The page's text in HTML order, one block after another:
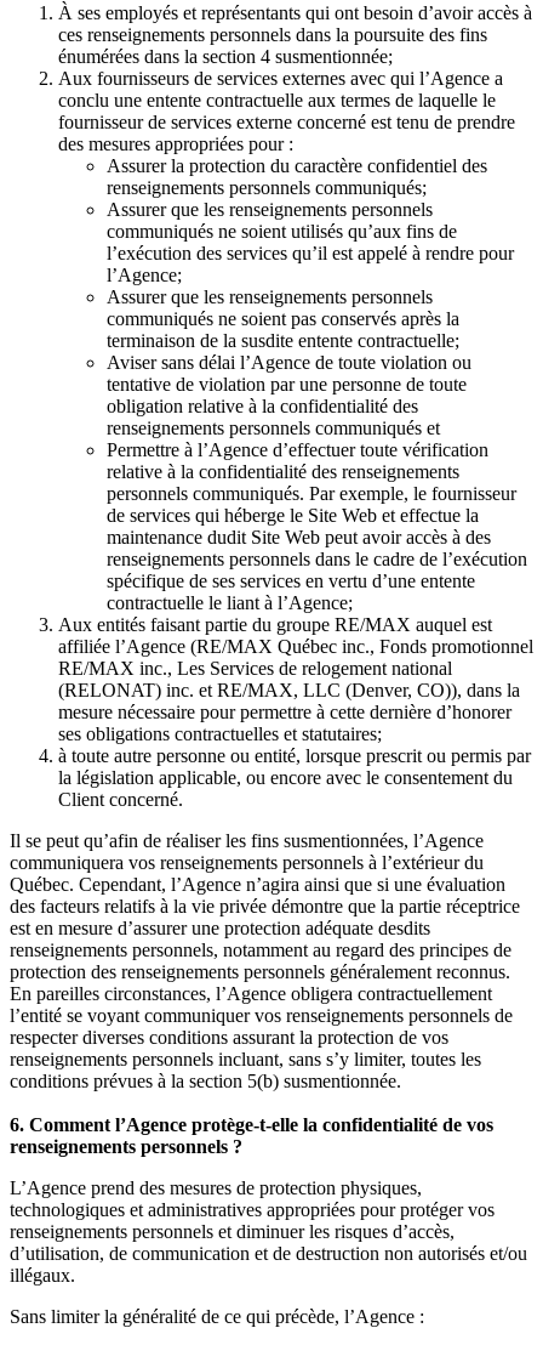
À ses employés et représentants qui ont besoin d’avoir accès à
ces renseignements personnels dans la poursuite des fins
énumérées dans la section 4 susmentionnée;
Aux fournisseurs de services externes avec qui l’Agence a
conclu une entente contractuelle aux termes de laquelle le
fournisseur de services externe concerné est tenu de prendre
des mesures appropriées pour :
Assurer la protection du caractère confidentiel des
renseignements personnels communiqués;
Assurer que les renseignements personnels
communiqués ne soient utilisés qu’aux fins de
l’exécution des services qu’il est appelé à rendre pour
l’Agence;
Assurer que les renseignements personnels
communiqués ne soient pas conservés après la
terminaison de la susdite entente contractuelle;
Aviser sans délai l’Agence de toute violation ou
tentative de violation par une personne de toute
obligation relative à la confidentialité des
renseignements personnels communiqués et
Permettre à l’Agence d’effectuer toute vérification
relative à la confidentialité des renseignements
personnels communiqués. Par exemple, le fournisseur
de services qui héberge le Site Web et effectue la
maintenance dudit Site Web peut avoir accès à des
renseignements personnels dans le cadre de l’exécution
spécifique de ses services en vertu d’une entente
contractuelle le liant à l’Agence;
Aux entités faisant partie du groupe RE/MAX auquel est
affiliée l’Agence (RE/MAX Québec inc., Fonds promotionnel
RE/MAX inc., Les Services de relogement national
(RELONAT) inc. et RE/MAX, LLC (Denver, CO)), dans la
mesure nécessaire pour permettre à cette dernière d’honorer
ses obligations contractuelles et statutaires;
à toute autre personne ou entité, lorsque prescrit ou permis par
la législation applicable, ou encore avec le consentement du
Client concerné.
Il se peut qu’afin de réaliser les fins susmentionnées, l’Agence
communiquera vos renseignements personnels à l’extérieur du
Québec. Cependant, l’Agence n’agira ainsi que si une évaluation
des facteurs relatifs à la vie privée démontre que la partie réceptrice
est en mesure d’assurer une protection adéquate desdits
renseignements personnels, notamment au regard des principes de
protection des renseignements personnels généralement reconnus.
En pareilles circonstances, l’Agence obligera contractuellement
l’entité se voyant communiquer vos renseignements personnels de
respecter diverses conditions assurant la protection de vos
renseignements personnels incluant, sans s’y limiter, toutes les
conditions prévues à la section 5(b) susmentionnée.
6. Comment l’Agence protège-t-elle la confidentialité de vos
renseignements personnels ?
L’Agence prend des mesures de protection physiques,
technologiques et administratives appropriées pour protéger vos
renseignements personnels et diminuer les risques d’accès,
d’utilisation, de communication et de destruction non autorisés et/ou
illégaux.
Sans limiter la généralité de ce qui précède, l’Agence :